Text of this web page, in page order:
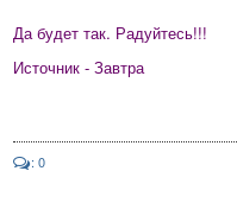
Да будет так. Радуйтесь!!!
Источник - Завтра
: 0